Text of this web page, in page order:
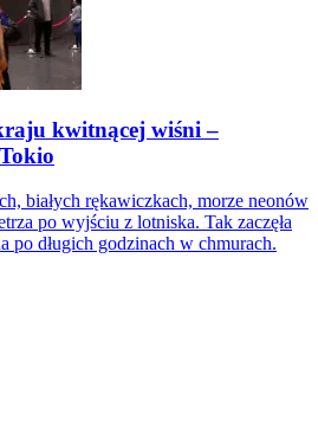
kwitnącej wiśni –
białych rękawiczkach, morze neonów
po wyjściu z lotniska. Tak zaczęła
po długich godzinach w chmurach.